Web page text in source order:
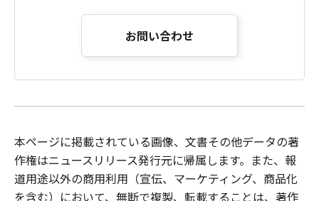
お問い合わせ
本ページに掲載されている画像、文書その他データの著
作権はニュースリリース発行元に帰属します。また、報
道用途以外の商用利用（宣伝、マーケティング、商品化
を含む）において、無断で複製、転載することは、著作